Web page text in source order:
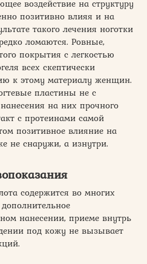
воздействие на структуру
позитивно влияя и на
такого лечения ноготки
ломаются. Ровные,
покрытия с легкостью
всех скептически
к этому материалу женщин.
пластины не с
на них прочного
с протеинами самой
позитивное влияние на
не снаружи, а изнутри.
содержится во многих
нанесении, приеме внутрь
под кожу не вызывает